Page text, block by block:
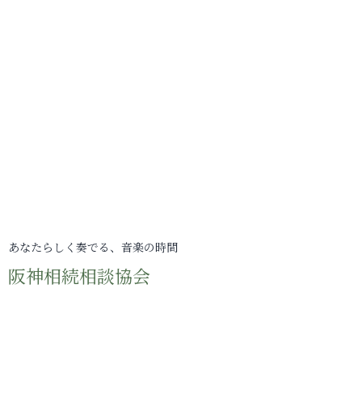
あなたらしく奏でる、音楽の時間
阪神相続相談協会